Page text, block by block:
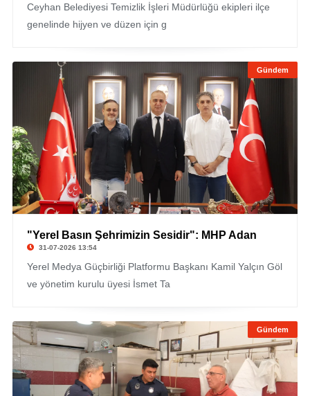
Ceyhan Belediyesi Temizlik İşleri Müdürlüğü ekipleri ilçe
genelinde hijyen ve düzen için g
Gündem
"Yerel Basın Şehrimizin Sesidir": MHP Adan
31-07-2026 13:54
Yerel Medya Güçbirliği Platformu Başkanı Kamil Yalçın Göl
ve yönetim kurulu üyesi İsmet Ta
Gündem